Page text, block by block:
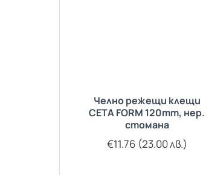
Челно режещи клещи
CETA FORM 120mm, нер.
стомана
€11.76 (23.00 лв.)